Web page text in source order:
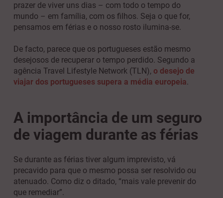
prazer de viver uns dias – com todo o tempo do
mundo – em família, com os filhos. Seja o que for,
pensamos em férias e o nosso rosto ilumina-se.
De facto, parece que os portugueses estão mesmo
desejosos de recuperar o tempo perdido. Segundo a
agência Travel Lifestyle Network (TLN), o desejo de
viajar dos portugueses supera a média europeia.
A importância de um seguro
de viagem durante as férias
Se durante as férias tiver algum imprevisto, vá
precavido para que o mesmo possa ser resolvido ou
atenuado. Como diz o ditado, “mais vale prevenir do
que remediar”.